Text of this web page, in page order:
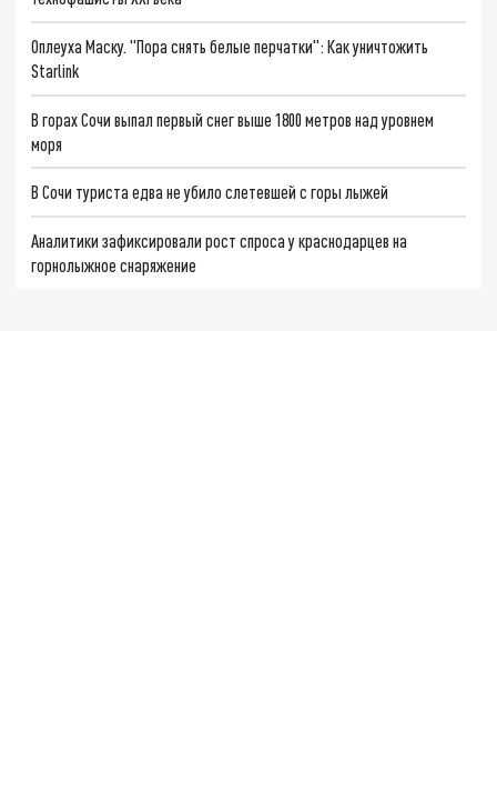
Оплеуха Маску. "Пора снять белые перчатки": Как уничтожить
Starlink
В горах Сочи выпал первый снег выше 1800 метров над уровнем
моря
В Сочи туриста едва не убило слетевшей с горы лыжей
Аналитики зафиксировали рост спроса у краснодарцев на
горнолыжное снаряжение